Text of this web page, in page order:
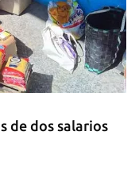
en ataques
de Kiev
de dos salarios